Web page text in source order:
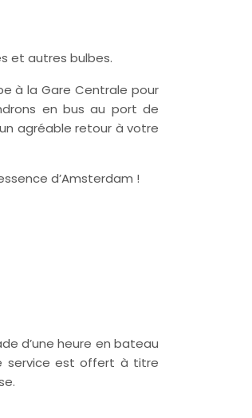
et autres bulbes.
à la Gare Centrale pour
en bus au port de
agréable retour à votre
d’Amsterdam !
d’une heure en bateau
service est offert à titre